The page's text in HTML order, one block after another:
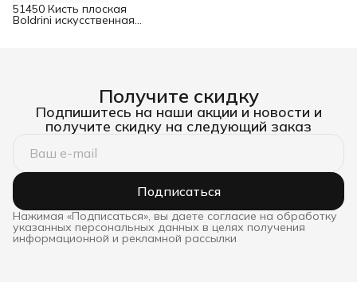
51450 Кисть плоская
Boldrini искусственная
Получите скидку
Подпишитесь на наши акции и новости и
получите скидку на следующий заказ
Подписаться
Нажимая «Подписаться», вы даете согласие на обработку
указанных персональных данных в целях получения
информационной и рекламной рассылки